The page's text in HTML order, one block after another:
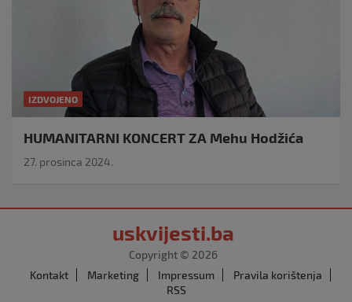
IZDVOJENO
HUMANITARNI KONCERT ZA Mehu Hodžića
27. prosinca 2024.
uskvijesti.ba
Copyright © 2026
Kontakt
Marketing Impressum
Pravila korištenja
RSS